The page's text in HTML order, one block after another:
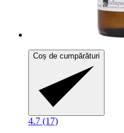
Coș de cumpărături
4.7 (17)